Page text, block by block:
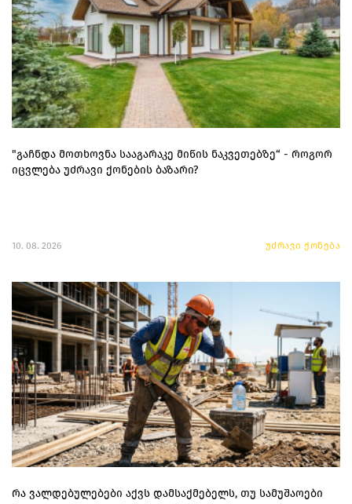
"გაჩნდა მოთხოვნა სააგარაკე მიწის ნაკვეთებზე“ - როგორ
იცვლება უძრავი ქონების ბაზარი?
10. 08. 2026 უძრავი ქონება
რა ვალდებულებები აქვს დამსაქმებელს, თუ სამუშაოები